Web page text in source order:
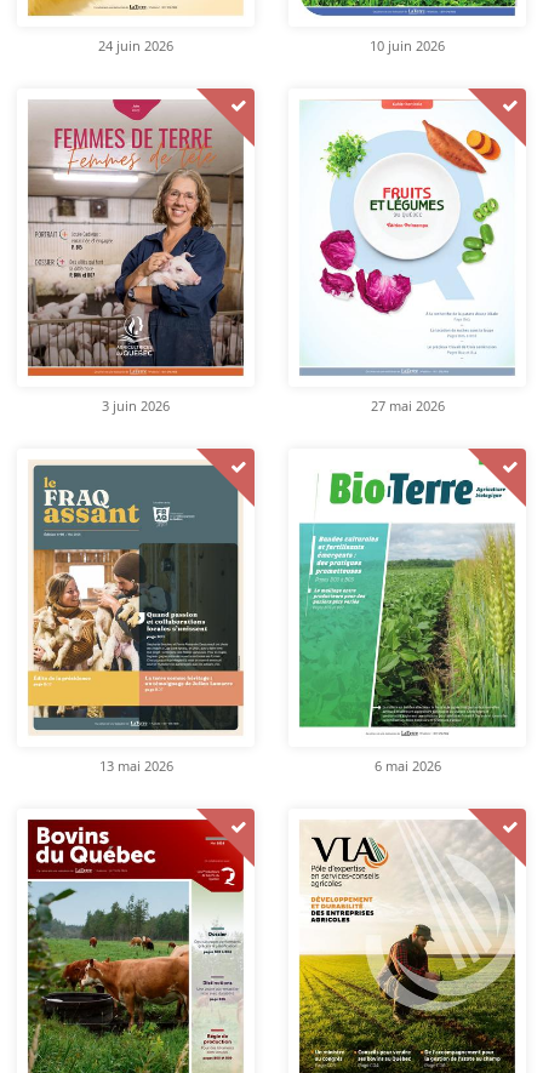
24 juin 2026 10 juin 2026
3 juin 2026 27 mai 2026
13 mai 2026 6 mai 2026